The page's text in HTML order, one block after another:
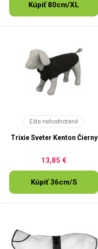
Kúpiť 80cm/XL
Ešte nehodnotené
Trixie Sveter Kenton Čierny
13,85 €
Kúpiť 36cm/S